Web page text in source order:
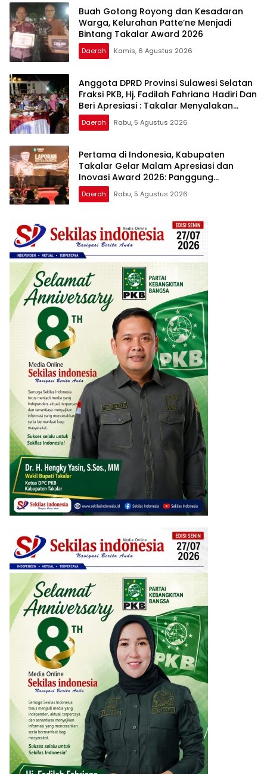
Buah Gotong Royong dan Kesadaran
Warga, Kelurahan Patte’ne Menjadi
Bintang Takalar Award 2026
Daerah Kamis, 6 Agustus 2026
Anggota DPRD Provinsi Sulawesi Selatan
Fraksi PKB, Hj. Fadilah Fahriana Hadiri Dan
Beri Apresiasi : Takalar Menyalakan
Lentera Pengabdian Melalui Malam
Apresiasi dan Inovasi Award 2026
Daerah Rabu, 5 Agustus 2026
Pertama di Indonesia, Kabupaten
Takalar Gelar Malam Apresiasi dan
Inovasi Award 2026: Panggung
Penghargaan bagi Pelayan Publik
Berprestasi
Daerah Rabu, 5 Agustus 2026